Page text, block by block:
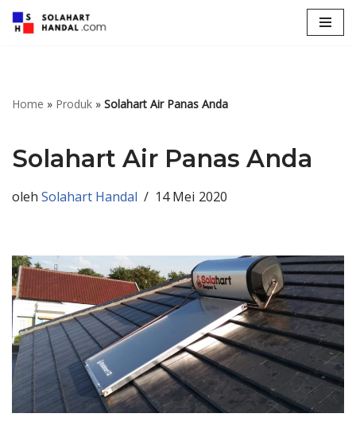
Home » Produk » Solahart Air Panas Anda
Solahart Air Panas Anda
oleh Solahart Handal 14 Mei 2020